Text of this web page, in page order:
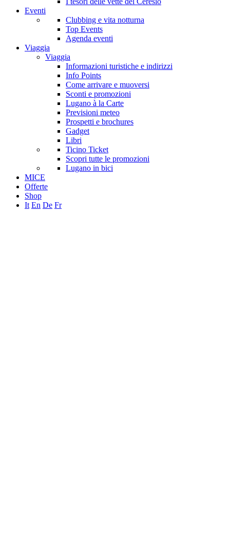
Eventi
Clubbing e vita notturna
Top Events
Agenda eventi
Viaggia
Viaggia
Informazioni turistiche e indirizzi
Info Points
Come arrivare e muoversi
Sconti e promozioni
Lugano à la Carte
Previsioni meteo
Prospetti e brochures
Gadget
Libri
Ticino Ticket
Scopri tutte le promozioni
Lugano in bici
MICE
Offerte
Shop
It En De Fr